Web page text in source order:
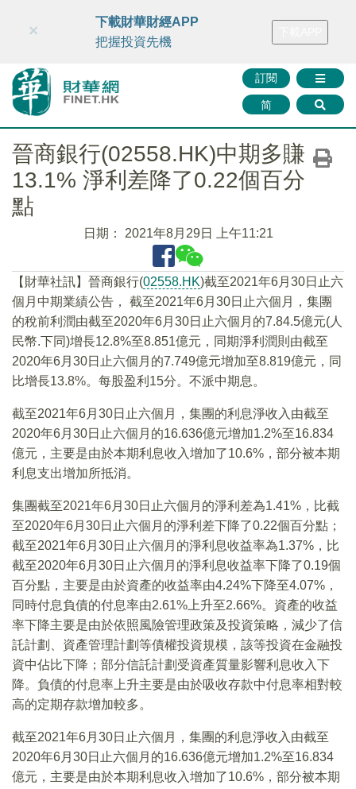
財華智庫網 FINTV FINMETA 財華證券 媒體矩陣
訂閱
简
×
下載財華財經APP
把握投資先機
晉商銀行(02558.HK)中期多賺
13.1% 淨利差降了0.22個百分
點
日期： 2021年8月29日 上午11:21
【財華社訊】晉商銀行(02558.HK)截至2021年6月30日止六
個月中期業績公告， 截至2021年6月30日止六個月，集團
的稅前利潤由截至2020年6月30日止六個月的7.84.5億元(人
民幣.下同)增長12.8%至8.851億元，同期淨利潤則由截至
2020年6月30日止六個月的7.749億元增加至8.819億元，同
比增長13.8%。每股盈利15分。不派中期息。
截至2021年6月30日止六個月，集團的利息淨收入由截至
2020年6月30日止六個月的16.636億元增加1.2%至16.834
億元，主要是由於本期利息收入增加了10.6%，部分被本期
利息支出增加所抵消。
集團截至2021年6月30日止六個月的淨利差為1.41%，比截
至2020年6月30日止六個月的淨利差下降了0.22個百分點；
截至2021年6月30日止六個月的淨利息收益率為1.37%，比
截至2020年6月30日止六個月的淨利息收益率下降了0.19個
百分點，主要是由於資產的收益率由4.24%下降至4.07%，
同時付息負債的付息率由2.61%上升至2.66%。資產的收益
率下降主要是由於依照風險管理政策及投資策略，減少了信
託計劃、資產管理計劃等債權投資規模，該等投資在金融投
資中佔比下降；部分信託計劃受資產質量影響利息收入下
降。負債的付息率上升主要是由於吸收存款中付息率相對較
高的定期存款增加較多。
截至2021年6月30日止六個月，集團的利息淨收入由截至
2020年6月30日止六個月的16.636億元增加1.2%至16.834
億元，主要是由於本期利息收入增加了10.6%，部分被本期